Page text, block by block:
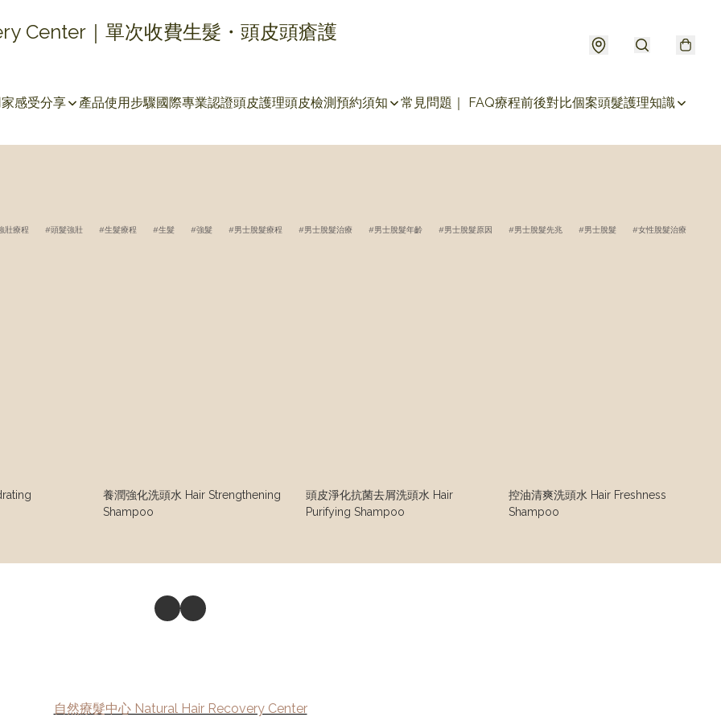
Center｜單次收費生髮・頭皮頭瘡護
感受分享 產品使用步驟國際專業認證頭皮護理頭皮檢測預約須知 常見問題｜ FAQ療程前後對比個案頭髮護理知識
壯療程 頭髮強壯 生髮療程 生髮 強髮 男士脫髮療程 男士脫髮治療 男士脫髮年齡 男士脫髮原因 男士脫髮先兆 男士脫髮 女性脫髮治療
養潤強化洗頭水 Hair Strengthening
Shampoo
頭皮淨化抗菌去屑洗頭水 Hair
Purifying Shampoo
控油清爽洗頭水 Hair Freshness
Shampoo
自然療髮中心 Natural Hair Recovery Center